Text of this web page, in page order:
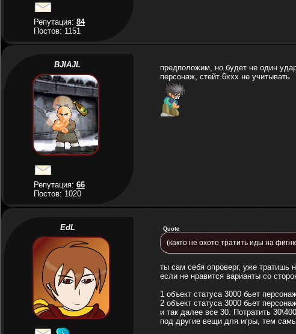
Репутация:84
Постов: 1151
BJIAJL
Репутация:66
Постов: 1020
предположим, но будет не один
персонаж, стейт 6ххх не учитывать
EdL
Quote
(както не охото тратить иды на
ты сам себя опроверг, уже
если не нравится варианты со
1 объект статуса 3000 бьет
2 объект статуса 3000 бьет
и так далее все 30. Потратить
под другие вещи для игры, тем